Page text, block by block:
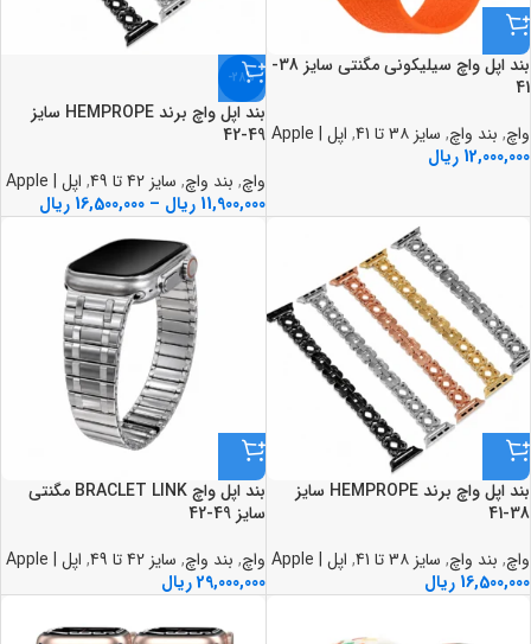
بند اپل واچ سيليکوني مگنتي سايز 38-
41
واچ, بند واچ, سایز 3۸ تا 41 , اپل | Apple
12,000,000 ریال
-28%
بند اپل واچ برند HEMPROPE سايز
49-42
واچ, بند واچ, سایز 42 تا 49 , اپل | Apple
11,900,000 ریال –
16,500,000 ریال
بند اپل واچ برند HEMPROPE سايز
38-41
واچ, بند واچ, سایز 3۸ تا 41 , اپل | Apple
16,500,000 ریال
بند اپل واچ BRACLET LINK مگنتي
سايز 49-42
واچ, بند واچ, سایز 42 تا 49 , اپل | Apple
29,000,000ریال